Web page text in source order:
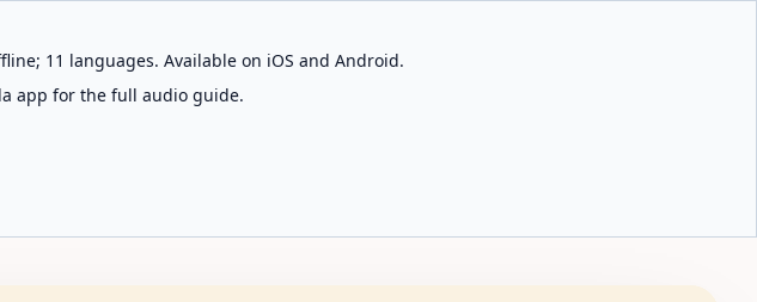
11 languages. Available on iOS and Android.
app for the full audio guide.